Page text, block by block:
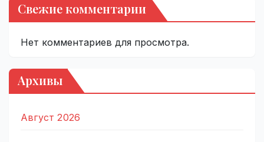
Свежие комментарии
Нет комментариев для просмотра.
Архивы
Август 2026